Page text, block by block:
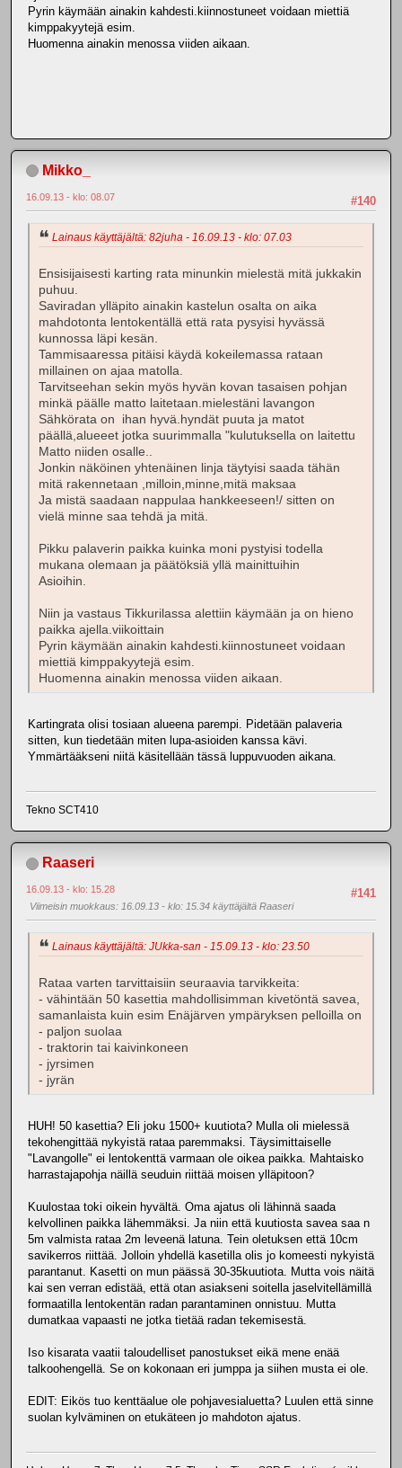
Pyrin käymään ainakin kahdesti.kiinnostuneet voidaan miettiä
kimppakyytejä esim.
Huomenna ainakin menossa viiden aikaan.
Mikko_
#140
16.09.13 - klo: 08.07
Lainaus käyttäjältä: 82juha - 16.09.13 - klo: 07.03
Ensisijaisesti karting rata minunkin mielestä mitä jukkakin
puhuu.
Saviradan ylläpito ainakin kastelun osalta on aika
mahdotonta lentokentällä että rata pysyisi hyvässä
kunnossa läpi kesän.
Tammisaaressa pitäisi käydä kokeilemassa rataan
millainen on ajaa matolla.
Tarvitseehan sekin myös hyvän kovan tasaisen pohjan
minkä päälle matto laitetaan.mielestäni lavangon
Sähkörata on ihan hyvä.hyndät puuta ja matot
päällä,alueeet jotka suurimmalla "kulutuksella on laitettu
Matto niiden osalle..
Jonkin näköinen yhtenäinen linja täytyisi saada tähän
mitä rakennetaan ,milloin,minne,mitä maksaa
Ja mistä saadaan nappulaa hankkeeseen!/ sitten on
vielä minne saa tehdä ja mitä.
Pikku palaverin paikka kuinka moni pystyisi todella
mukana olemaan ja päätöksiä yllä mainittuihin
Asioihin.
Niin ja vastaus Tikkurilassa alettiin käymään ja on hieno
paikka ajella.viikoittain
Pyrin käymään ainakin kahdesti.kiinnostuneet voidaan
miettiä kimppakyytejä esim.
Huomenna ainakin menossa viiden aikaan.
Kartingrata olisi tosiaan alueena parempi. Pidetään palaveria
sitten, kun tiedetään miten lupa-asioiden kanssa kävi.
Ymmärtääkseni niitä käsitellään tässä luppuvuoden aikana.
Tekno SCT410
Raaseri
#141
16.09.13 - klo: 15.28
Viimeisin muokkaus: 16.09.13 - klo: 15.34 käyttäjältä Raaseri
Lainaus käyttäjältä: JUkka-san - 15.09.13 - klo: 23.50
Rataa varten tarvittaisiin seuraavia tarvikkeita:
- vähintään 50 kasettia mahdollisimman kivetöntä savea,
samanlaista kuin esim Enäjärven ympäryksen pelloilla on
- paljon suolaa
- traktorin tai kaivinkoneen
- jyrsimen
- jyrän
HUH! 50 kasettia? Eli joku 1500+ kuutiota? Mulla oli mielessä
tekohengittää nykyistä rataa paremmaksi. Täysimittaiselle
"Lavangolle" ei lentokenttä varmaan ole oikea paikka. Mahtaisko
harrastajapohja näillä seuduin riittää moisen ylläpitoon?
Kuulostaa toki oikein hyvältä. Oma ajatus oli lähinnä saada
kelvollinen paikka lähemmäksi. Ja niin että kuutiosta savea saa n
5m valmista rataa 2m leveenä latuna. Tein oletuksen että 10cm
savikerros riittää. Jolloin yhdellä kasetilla olis jo komeesti nykyistä
parantanut. Kasetti on mun päässä 30-35kuutiota. Mutta vois näitä
kai sen verran edistää, että otan asiakseni soitella jaselvitellämillä
formaatilla lentokentän radan parantaminen onnistuu. Mutta
dumatkaa vapaasti ne jotka tietää radan tekemisestä.
Iso kisarata vaatii taloudelliset panostukset eikä mene enää
talkoohengellä. Se on kokonaan eri jumppa ja siihen musta ei ole.
EDIT: Eikös tuo kenttäalue ole pohjavesialuetta? Luulen että sinne
suolan kylväminen on etukäteen jo mahdoton ajatus.